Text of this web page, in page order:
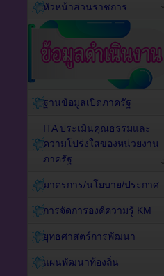
หัวหน้าส่วนราชการ
ฐานข้อมูลเปิดภาครัฐ
ITA ประเมินคุณธรรมและ
ความโปร่งใสของหน่วยงาน
ภาครัฐ
มาตรการ/นโยบาย/ประกาศ
การจัดการองค์ความรู้ KM
ยุทธศาสตร์การพัฒนา
แผนพัฒนาท้องถิ่น